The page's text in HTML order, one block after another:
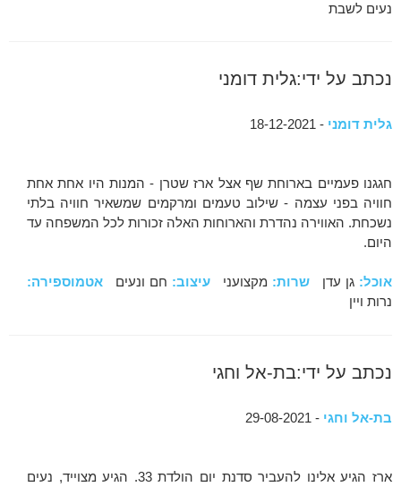
נעים לשבת
נכתב על ידי:גלית דומני
גלית דומני - 18-12-2021
חגגנו פעמיים בארוחת שף אצל ארז שטרן - המנות היו אחת אחת
חוויה בפני עצמה - שילוב טעמים ומרקמים שמשאיר חוויה בלתי
נשכחת. האווירה נהדרת והארוחות האלה זכורות לכל המשפחה עד
היום.
אוכל: גן עדן שרות: מקצועניעיצוב: חם ונעים אטמוספירה:
נרות ויין
נכתב על ידי:בת-אל וחגי
בת-אל וחגי - 29-08-2021
ארז הגיע אלינו להעביר סדנת יום הולדת 33. הגיע מצוייד, נעים